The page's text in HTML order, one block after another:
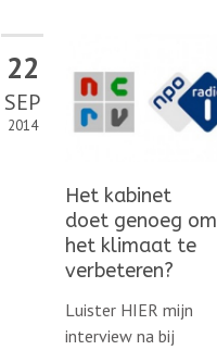
22
SEP
2014
Het kabinet
doet genoeg om
het klimaat te
verbeteren?
Luister HIER mijn
interview na bij